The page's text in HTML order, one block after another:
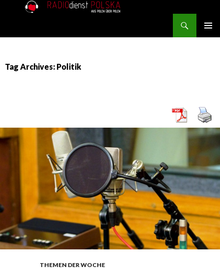
Tag Archives: Politik
THEMEN DER WOCHE